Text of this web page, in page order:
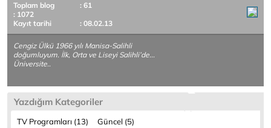
Toplam blog
: 61
: 1072
Kayıt tarihi
: 08.02.13
Cengiz Ülkü 1966 yılı Manisa-Salihli
doğumluyum. İlk, Orta ve Liseyi Salihli’de...
Üniversite..
Yazdığım Kategoriler
TV Programları (13)
Güncel (5)